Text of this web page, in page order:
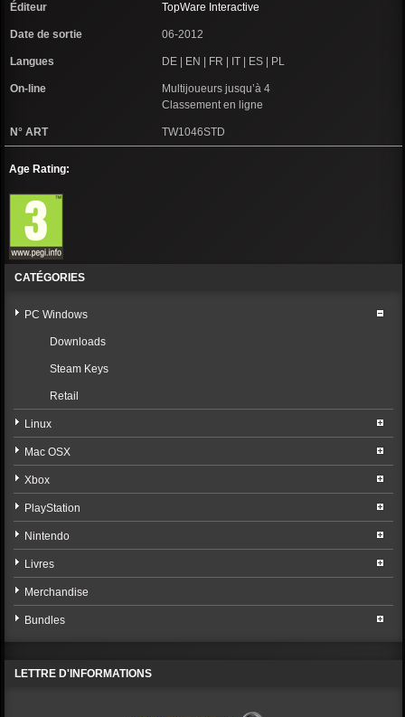
Éditeur TopWare Interactive
Date de sortie 06-2012
Langues DE | EN | FR | IT | ES | PL
On-line
Multijoueurs jusqu’à 4
Classement en ligne
N° ART TW1046STD
Age Rating:
CATÉGORIES
PC Windows
Downloads
Steam Keys
Retail
Linux
Mac OSX
Xbox
PlayStation
Nintendo
Livres
Merchandise
Bundles
LETTRE D'INFORMATIONS